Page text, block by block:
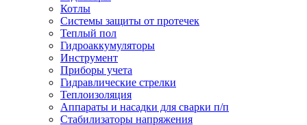
Котлы
Системы защиты от протечек
Теплый пол
Гидроаккумуляторы
Инструмент
Приборы учета
Гидравлические стрелки
Теплоизоляция
Аппараты и насадки для сварки п/п
Стабилизаторы напряжения